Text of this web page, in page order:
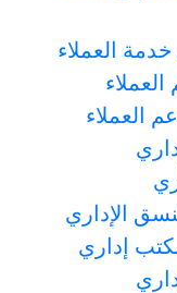
العملاء
العملاء
الإداري
إداري